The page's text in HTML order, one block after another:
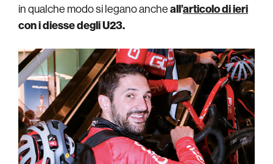
in qualche modo si legano ancheall’articolo di ieri
con i diesse degli U23.